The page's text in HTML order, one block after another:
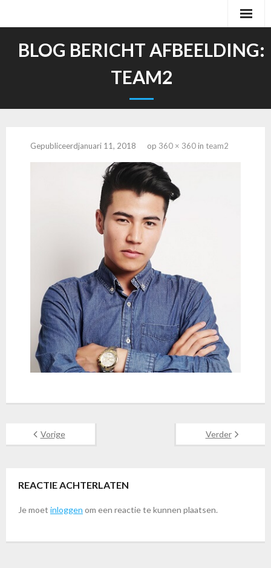
inhoudBLOG BERICHT AFBEELDING:
TEAM2
Gepubliceerdjanuari 11, 2018 op 360 × 360in team2
Vorige Verder
REACTIE ACHTERLATEN
Je moet inloggen om een reactie te kunnen plaatsen.